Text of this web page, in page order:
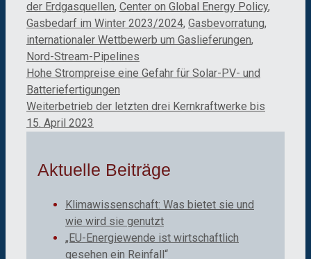
der Erdgasquellen, Center on Global Energy Policy,
Gasbedarf im Winter 2023/2024, Gasbevorratung,
internationaler Wettbewerb um Gaslieferungen,
Nord-Stream-Pipelines
Hohe Strompreise eine Gefahr für Solar-PV- und
Batteriefertigungen
Weiterbetrieb der letzten drei Kernkraftwerke bis
15. April 2023
Aktuelle Beiträge
Klimawissenschaft: Was bietet sie und
wie wird sie genutzt
„EU-Energiewende ist wirtschaftlich
gesehen ein Reinfall“